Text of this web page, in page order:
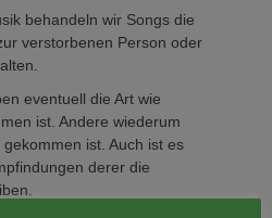
behandeln wir Songs die
verstorbenen Person oder
eventuell die Art wie
ist. Andere wiederum
ist. Auch ist es
derer die